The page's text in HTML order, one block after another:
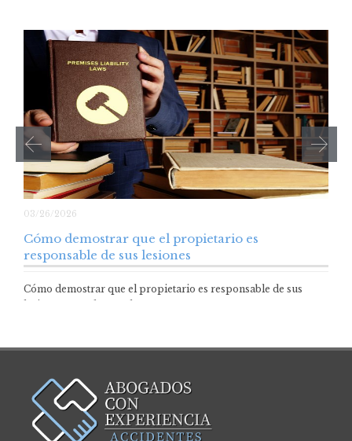
03/26/2026
Cómo demostrar que el propietario es
responsable de sus lesiones
Cómo demostrar que el propietario es responsable de sus
lesiones Los daños a la…